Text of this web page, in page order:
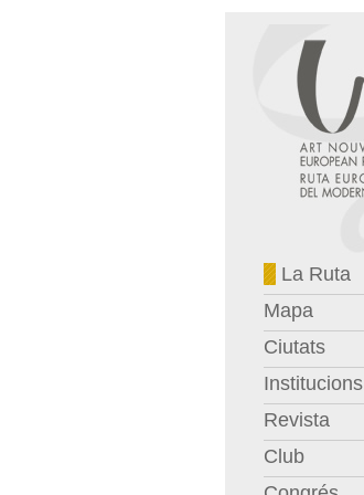
La Ruta
Mapa
Ciutats
Institucions
Revista
Club